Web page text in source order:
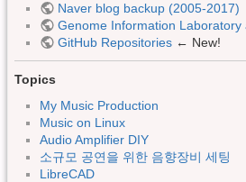
Naver blog backup (2005-2017)
Genome Information Laboratory
GitHub Repositories← New!
Topics
My Music Production
Music on Linux
Audio Amplifier DIY
소규모 공연을 위한 음향장비 세팅
LibreCAD